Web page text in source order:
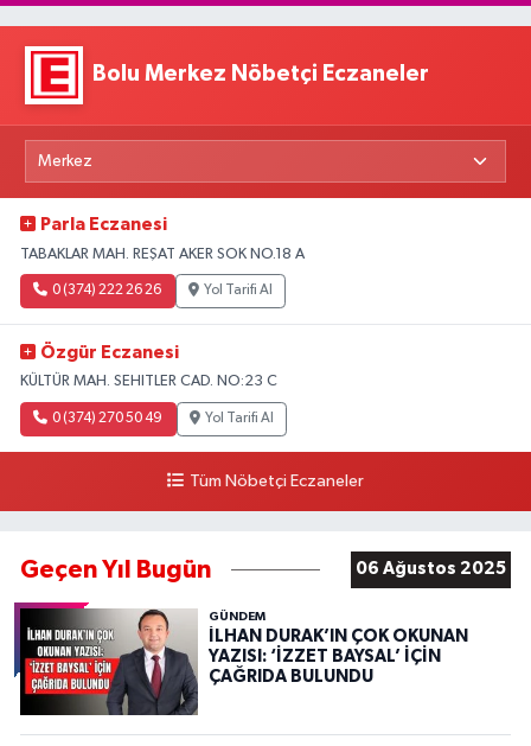
Bolu Merkez Nöbetçi Eczaneler
Parla Eczanesi
TABAKLAR MAH. REŞAT AKER SOK NO.18 A
0 (374) 222 26 26 Yol Tarifi Al
Özgür Eczanesi
KÜLTÜR MAH. SEHITLER CAD. NO:23 C
0 (374) 270 50 49 Yol Tarifi Al
Tüm Nöbetçi Eczaneler
Geçen Yıl Bugün 06 Ağustos 2025
GÜNDEM
İLHAN DURAK’IN ÇOK OKUNAN
YAZISI: ‘İZZET BAYSAL’ İÇİN
ÇAĞRIDA BULUNDU